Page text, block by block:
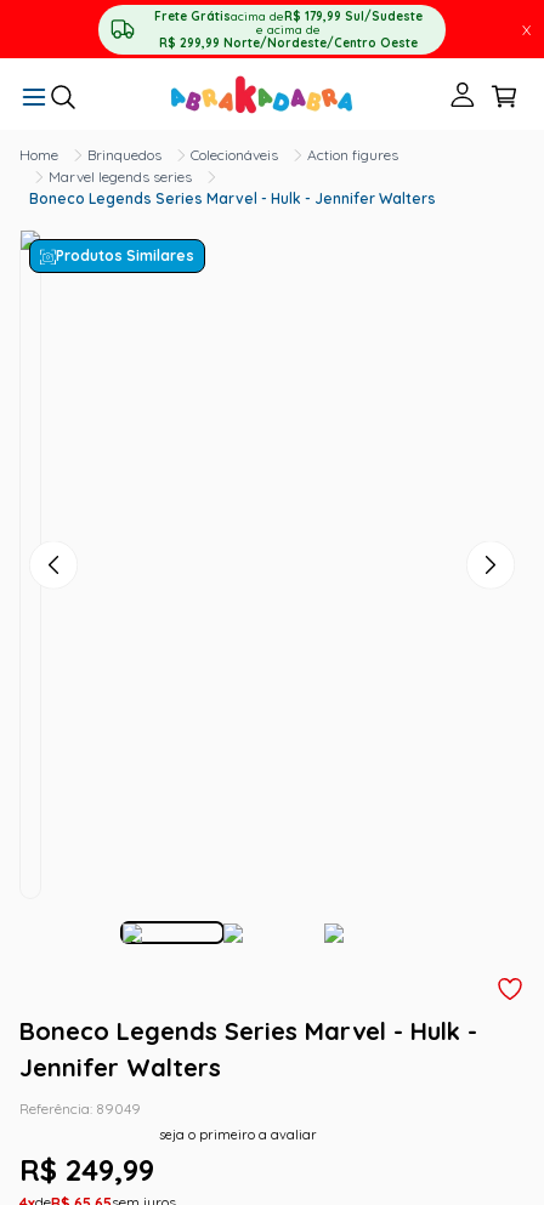
Frete Grátisacima deR$ 179,99 Sul/Sudeste
e acima de
R$ 299,99 Norte/Nordeste/Centro Oeste
X
Brinquedos Colecionáveis
Action figures
Marvel legends series
Boneco Legends Series Marvel - Hulk - Jennifer Walters
Produtos Similares
Boneco Legends Series Marvel - Hulk -
Jennifer Walters
Referência: 89049
seja o primeiro a avaliar
R$ 249,99